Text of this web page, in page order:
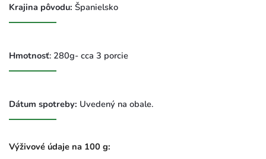
Krajina pôvodu: Španielsko
Hmotnosť: 280g- cca 3 porcie
Dátum spotreby: Uvedený na obale.
Výživové údaje na 100 g: